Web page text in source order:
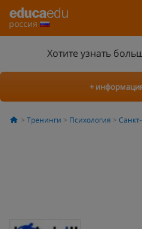
россия
Хотите узнать
+
Тренинги Психология